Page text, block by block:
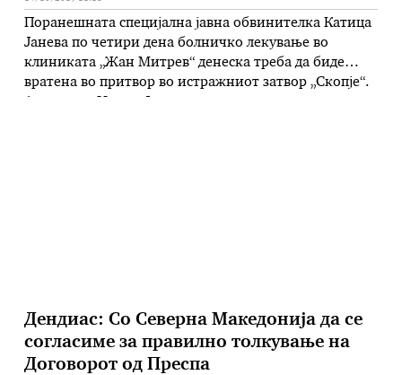
Поранешната специјална јавна обвинителка Катица
Јанева по четири дена болничко лекување во
клиниката „Жан Митрев“ денеска треба да биде
вратена во притвор во истражниот затвор „Скопје“.
Дендиас: Со Северна Македонија да се
согласиме за правилно толкување на
Договорот од Преспа